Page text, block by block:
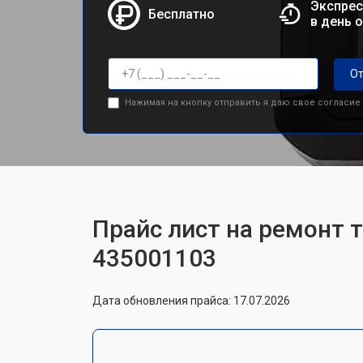
Бесплатно
в день
Нажимая на кнопку отправить я даю свое
Прайс лист на ремонт
435001103
Дата обновления прайса: 17.07.2026